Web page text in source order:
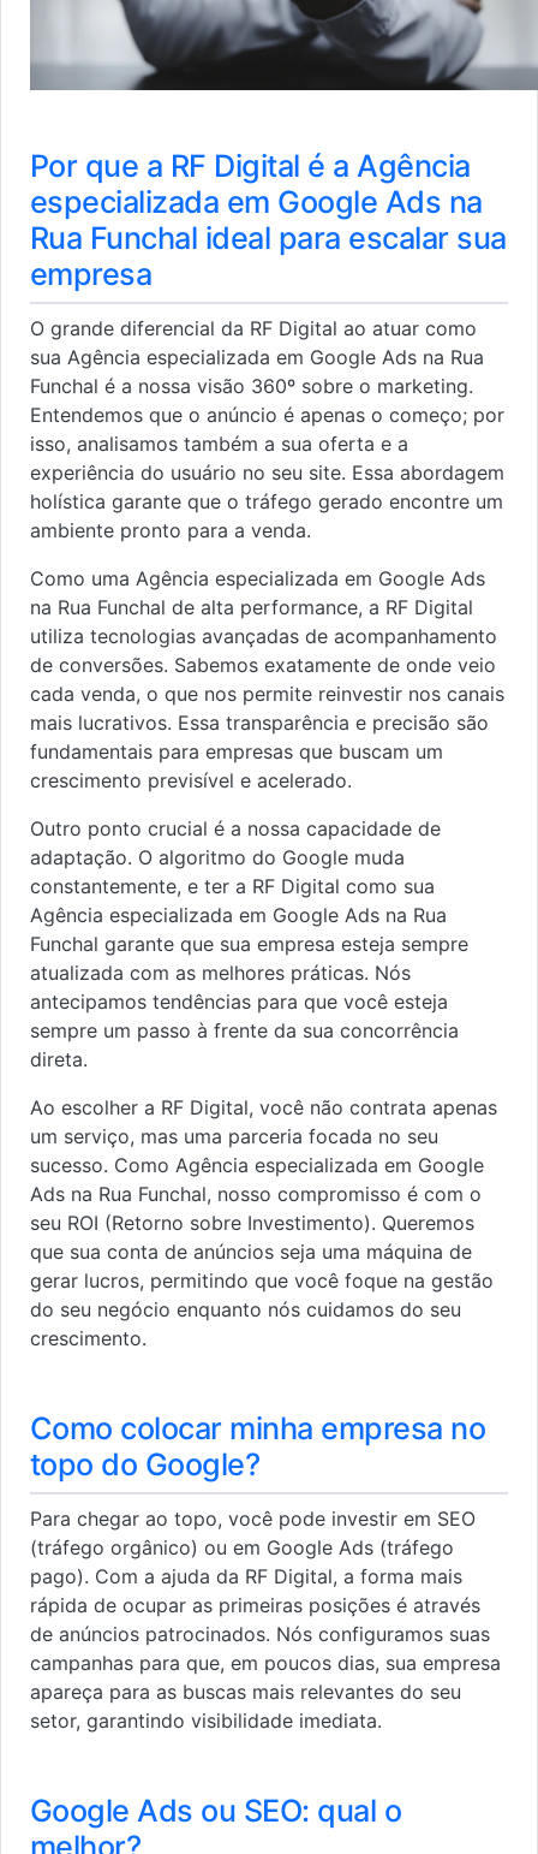
Por que a RF Digital é a Agência
especializada em Google Ads na
Rua Funchal ideal para escalar sua
empresa
O grande diferencial da RF Digital ao atuar como
sua Agência especializada em Google Ads na Rua
Funchal é a nossa visão 360º sobre o marketing.
Entendemos que o anúncio é apenas o começo; por
isso, analisamos também a sua oferta e a
experiência do usuário no seu site. Essa abordagem
holística garante que o tráfego gerado encontre um
ambiente pronto para a venda.
Como uma Agência especializada em Google Ads
na Rua Funchal de alta performance, a RF Digital
utiliza tecnologias avançadas de acompanhamento
de conversões. Sabemos exatamente de onde veio
cada venda, o que nos permite reinvestir nos canais
mais lucrativos. Essa transparência e precisão são
fundamentais para empresas que buscam um
crescimento previsível e acelerado.
Outro ponto crucial é a nossa capacidade de
adaptação. O algoritmo do Google muda
constantemente, e ter a RF Digital como sua
Agência especializada em Google Ads na Rua
Funchal garante que sua empresa esteja sempre
atualizada com as melhores práticas. Nós
antecipamos tendências para que você esteja
sempre um passo à frente da sua concorrência
direta.
Ao escolher a RF Digital, você não contrata apenas
um serviço, mas uma parceria focada no seu
sucesso. Como Agência especializada em Google
Ads na Rua Funchal, nosso compromisso é com o
seu ROI (Retorno sobre Investimento). Queremos
que sua conta de anúncios seja uma máquina de
gerar lucros, permitindo que você foque na gestão
do seu negócio enquanto nós cuidamos do seu
crescimento.
Como colocar minha empresa no
topo do Google?
Para chegar ao topo, você pode investir em SEO
(tráfego orgânico) ou em Google Ads (tráfego
pago). Com a ajuda da RF Digital, a forma mais
rápida de ocupar as primeiras posições é através
de anúncios patrocinados. Nós configuramos suas
campanhas para que, em poucos dias, sua empresa
apareça para as buscas mais relevantes do seu
setor, garantindo visibilidade imediata.
Google Ads ou SEO: qual o